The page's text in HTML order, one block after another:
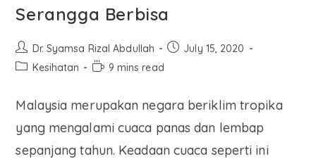
Serangga Berbisa
Dr. Syamsa Rizal Abdullah
July 15, 2020
Kesihatan
9 mins read
Malaysia merupakan negara beriklim tropika
yang mengalami cuaca panas dan lembap
sepanjang tahun. Keadaan cuaca seperti ini